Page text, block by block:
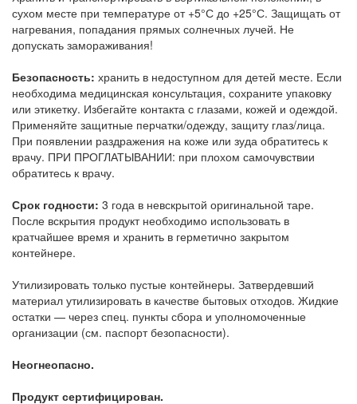
сухом месте при температуре от +5°С до +25°С. Защищать от
нагревания, попадания прямых солнечных лучей. Не
допускать замораживания!
Безопасность: хранить в недоступном для детей месте. Если
необходима медицинская консультация, сохраните упаковку
или этикетку. Избегайте контакта с глазами, кожей и одеждой.
Применяйте защитные перчатки/одежду, защиту глаз/лица.
При появлении раздражения на коже или зуда обратитесь к
врачу. ПРИ ПРОГЛАТЫВАНИИ: при плохом самочувствии
обратитесь к врачу.
Срок годности: 3 года в невскрытой оригинальной таре.
После вскрытия продукт необходимо использовать в
кратчайшее время и хранить в герметично закрытом
контейнере.
Утилизировать только пустые контейнеры. Затвердевший
материал утилизировать в качестве бытовых отходов. Жидкие
остатки — через спец. пункты сбора и уполномоченные
организации (см. паспорт безопасности).
Неогнеопасно.
Продукт сертифицирован.